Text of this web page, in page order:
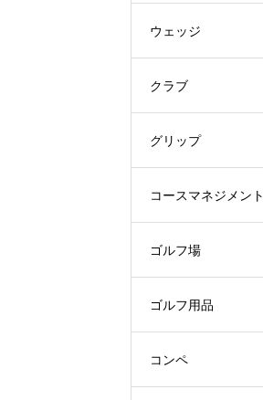
ウェッジ
クラブ
グリップ
コースマネジメント
ゴルフ場
ゴルフ用品
コンペ